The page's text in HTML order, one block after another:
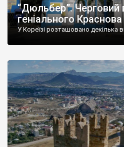
“Дюльбер”. Черговий
геніального Краснова
У Кореїзі розташовано декілька